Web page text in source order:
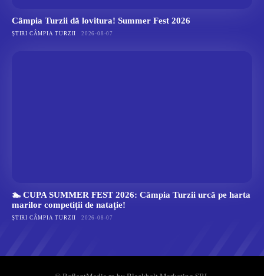
Câmpia Turzii dă lovitura! Summer Fest 2026
ȘTIRI CÂMPIA TURZII 2026-08-07
🏊 CUPA SUMMER FEST 2026: Câmpia Turzii urcă pe harta
marilor competiții de natație!
ȘTIRI CÂMPIA TURZII 2026-08-07